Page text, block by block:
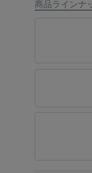
商品ラインナ